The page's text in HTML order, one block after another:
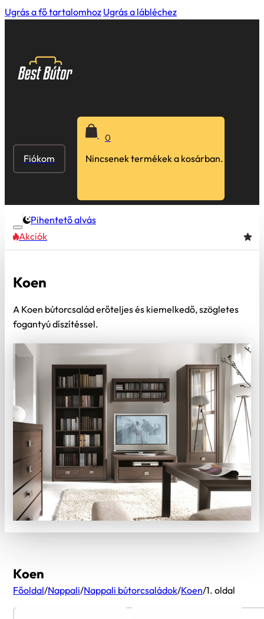
Ugrás a fő tartalomhoz Ugrás a lábléchez
Fiókom
0
Nincsenek termékek a kosárban.
Pihentető alvás
Akciók
Koen
Főoldal/Nappali/Nappali bútorcsaládok/Koen/1. oldal
Koen
A Koen bútorcsalád erőteljes és kiemelkedő, szögletes
fogantyú díszítéssel.